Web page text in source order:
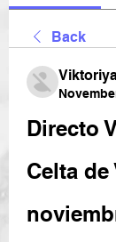
Back
Directo
Celta